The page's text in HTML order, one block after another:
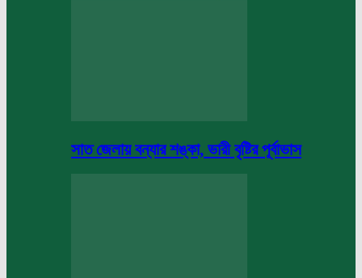
সাত জেলায় বন্যার শঙ্কা, ভারী বৃষ্টির পূর্বাভাস